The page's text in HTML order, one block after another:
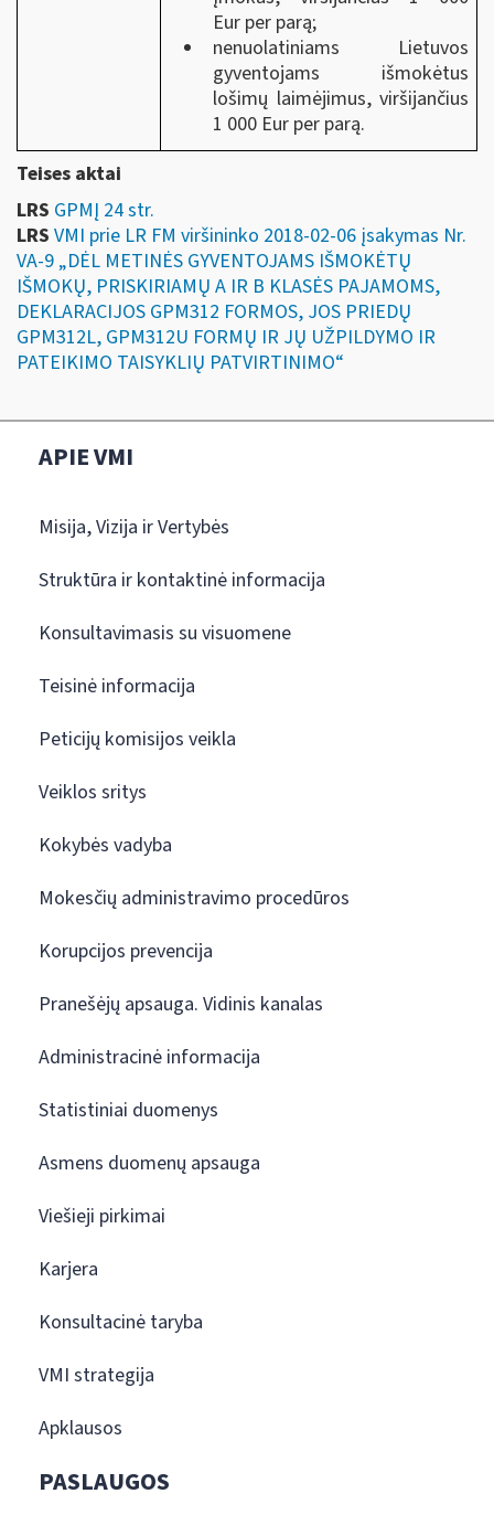
Eur per parą;
nenuolatiniams Lietuvos
gyventojams išmokėtus
lošimų laimėjimus, viršijančius
1 000 Eur per parą.
Teises aktai
LRS GPMĮ 24 str.
LRS VMI prie LR FM viršininko 2018-02-06 įsakymas Nr.
VA-9 „DĖL METINĖS GYVENTOJAMS IŠMOKĖTŲ
IŠMOKŲ, PRISKIRIAMŲ A IR B KLASĖS PAJAMOMS,
DEKLARACIJOS GPM312 FORMOS, JOS PRIEDŲ
GPM312L, GPM312U FORMŲ IR JŲ UŽPILDYMO IR
PATEIKIMO TAISYKLIŲ PATVIRTINIMO“
APIE VMI
Misija, Vizija ir Vertybės
Struktūra ir kontaktinė informacija
Konsultavimasis su visuomene
Teisinė informacija
Peticijų komisijos veikla
Veiklos sritys
Kokybės vadyba
Mokesčių administravimo procedūros
Korupcijos prevencija
Pranešėjų apsauga. Vidinis kanalas
Administracinė informacija
Statistiniai duomenys
Asmens duomenų apsauga
Viešieji pirkimai
Karjera
Konsultacinė taryba
VMI strategija
Apklausos
PASLAUGOS